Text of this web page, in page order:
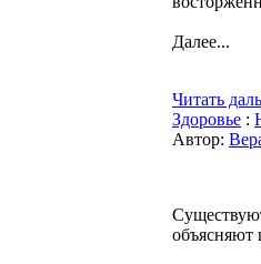
Далее...
Читать
Здоровье :
Автор:
объясняют